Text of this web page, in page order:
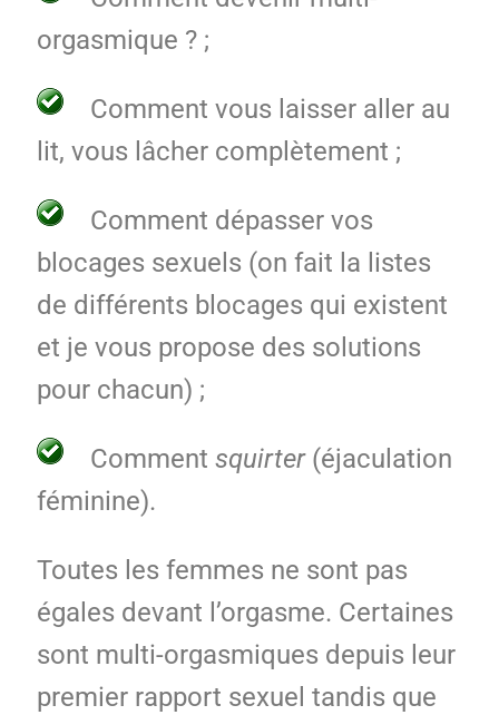
orgasmique ? ;
Comment vous laisser aller au
lit, vous lâcher complètement ;
Comment dépasser vos
blocages sexuels (on fait la listes
de différents blocages qui existent
et je vous propose des solutions
pour chacun) ;
Comment squirter(éjaculation
féminine).
Toutes les femmes ne sont pas
égales devant l’orgasme. Certaines
sont multi-orgasmiques depuis leur
premier rapport sexuel tandis que